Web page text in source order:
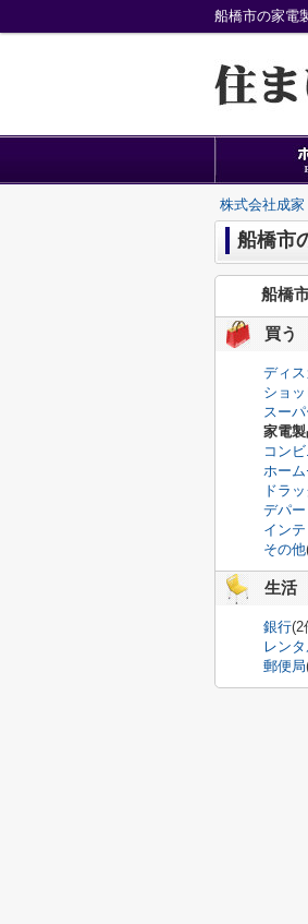
船橋市の家電
株式会社成
船橋市
船橋
買う
ディ
ショ
スーパ
家電
コン
ホー
ドラ
デパー
イン
その他
生活
銀行(2
レン
郵便局